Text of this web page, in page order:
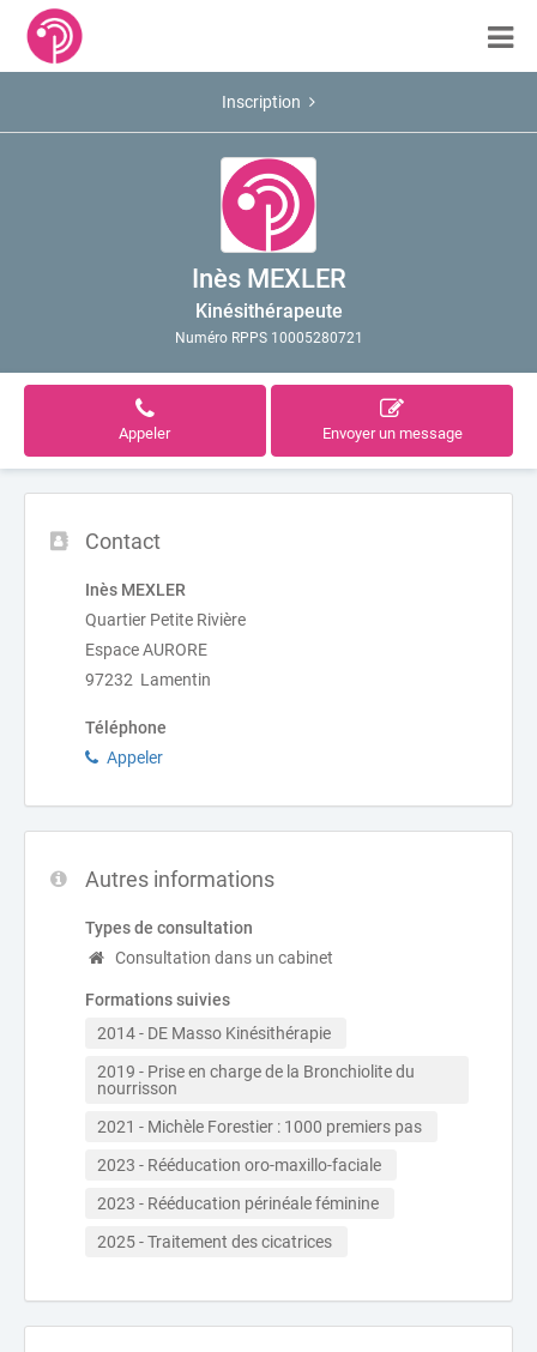
Inscription
Inès MEXLER
Kinésithérapeute
Numéro RPPS 10005280721
Appeler Envoyer un message
Contact
Inès MEXLER
Quartier Petite Rivière
Espace AURORE
97232 Lamentin
Téléphone
Appeler
Autres informations
Types de consultation
Consultation dans un cabinet
Formations suivies
2014 - DE Masso Kinésithérapie
2019 - Prise en charge de la Bronchiolite du
nourrisson
2021 - Michèle Forestier : 1000 premiers pas
2023 - Rééducation oro-maxillo-faciale
2023 - Rééducation périnéale féminine
2025 - Traitement des cicatrices